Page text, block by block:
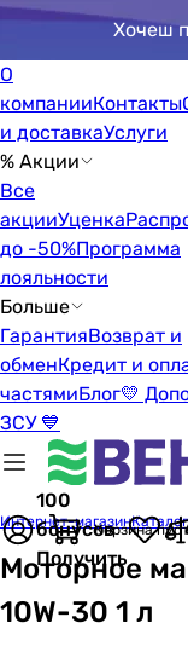
Хочеш
О
компанииКонтакты
и доставкаУслуги
% Акции
Все
акцииУценка
до -50%Программа
лояльности
Больше
ГарантияВозврат и
обменКредит и
частямиБлог💛
ЗСУ 💙
100
бонусов
Получить
Корзина
Интернет-магазинКаталог
Моторное
10W-30 1 л